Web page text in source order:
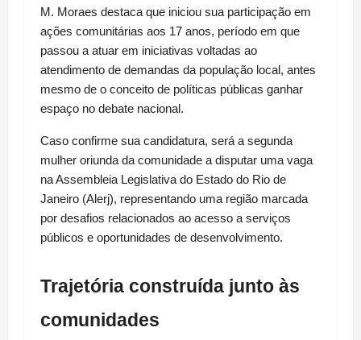
M. Moraes destaca que iniciou sua participação em
ações comunitárias aos 17 anos, período em que
passou a atuar em iniciativas voltadas ao
atendimento de demandas da população local, antes
mesmo de o conceito de políticas públicas ganhar
espaço no debate nacional.
Caso confirme sua candidatura, será a segunda
mulher oriunda da comunidade a disputar uma vaga
na Assembleia Legislativa do Estado do Rio de
Janeiro (Alerj), representando uma região marcada
por desafios relacionados ao acesso a serviços
públicos e oportunidades de desenvolvimento.
Trajetória construída junto às
comunidades